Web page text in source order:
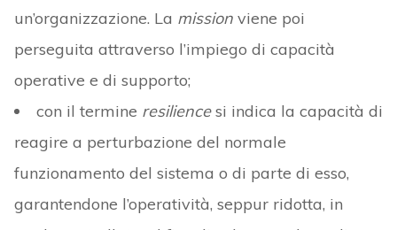
un’organizzazione. La missionviene poi
perseguita attraverso l’impiego di capacità
operative e di supporto;
con il termine resiliencesi indica la capacità di
reagire a perturbazione del normale
funzionamento del sistema o di parte di esso,
garantendone l’operatività, seppur ridotta, in